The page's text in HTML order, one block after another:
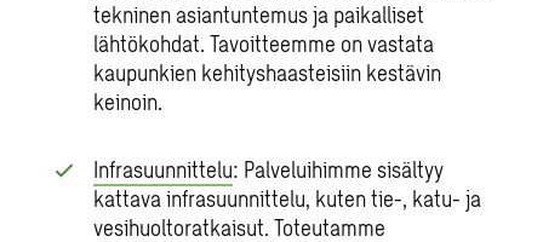
tekninen asiantuntemus ja paikalliset
lähtökohdat. Tavoitteemme on vastata
kaupunkien kehityshaasteisiin kestävin
keinoin.
Infrasuunnittelu: Palveluihimme sisältyy
kattava infrasuunnittelu, kuten tie-, katu- ja
vesihuoltoratkaisut. Toteutamme